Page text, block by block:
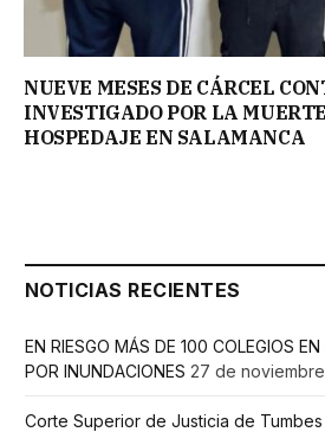
NUEVE MESES DE CÁRCEL
INVESTIGADO POR LA
HOSPEDAJE EN SALAMANCA
NOTICIAS RECIENTES
EN RIESGO MÁS DE 100 COLEGIOS
POR INUNDACIONES 27 de
Corte Superior de Justicia de